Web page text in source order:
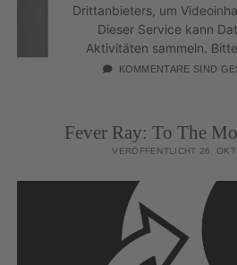
Drittanbieters, um
Dieser Service kann
Aktivitäten sammeln.
Details durch und stimmen
Mehr
Akzeptieren
powered by
Management Platform
KOMMENTARE SIND
Fever Ray: To The
VERÖFFENTLICHT 26.